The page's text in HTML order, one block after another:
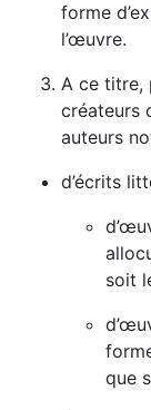
forme
l’œuvre.
A ce titre,
créateurs
auteurs
d’écrits
soit
que